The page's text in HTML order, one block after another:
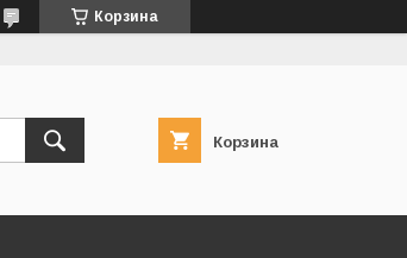
Корзина
Корзина